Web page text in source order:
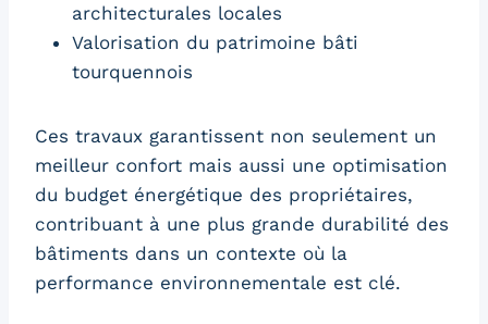
architecturales locales
Valorisation du patrimoine bâti
tourquennois
Ces travaux garantissent non seulement un
meilleur confort mais aussi une optimisation
du budget énergétique des propriétaires,
contribuant à une plus grande durabilité des
bâtiments dans un contexte où la
performance environnementale est clé.